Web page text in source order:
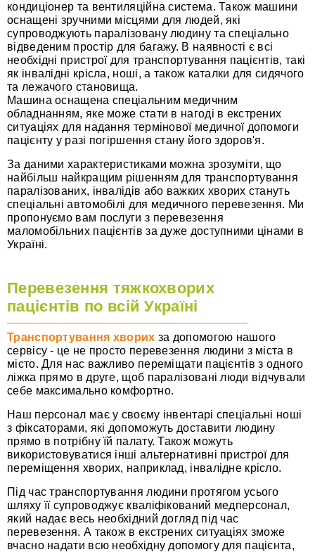
кондиціонер та вентиляційна система. Також машини
оснащені зручними місцями для людей, які
супроводжують паралізовану людину та спеціально
відведеним простір для багажу. В наявності є всі
необхідні пристрої для транспортування пацієнтів, такі
як інвалідні крісла, ноші, а також каталки для сидячого
та лежачого становища.
Машина оснащена спеціальним медичним
обладнанням, яке може стати в нагоді в екстрених
ситуаціях для надання термінової медичної допомоги
пацієнту у разі погіршення стану його здоров'я.
За даними характеристиками можна зрозуміти, що
найбільш найкращим рішенням для транспортування
паралізованих, інвалідів або важких хворих стануть
спеціальні автомобілі для медичного перевезення. Ми
пропонуємо вам послуги з перевезення
маломобільних пацієнтів за дуже доступними цінами в
Україні.
Перевезення тяжкохворих
пацієнтів по всій Україні
Транспортування хворих за допомогою нашого
сервісу - це не просто перевезення людини з міста в
місто. Для нас важливо переміщати пацієнтів з одного
ліжка прямо в друге, щоб паралізовані люди відчували
себе максимально комфортно.
Наш персонал має у своєму інвентарі спеціальні ноші
з фіксаторами, які допоможуть доставити людину
прямо в потрібну їй палату. Також можуть
використовуватися інші альтернативні пристрої для
переміщення хворих, наприклад, інвалідне крісло.
Під час транспортування людини протягом усього
шляху її супроводжує кваліфікований медперсонал,
який надає весь необхідний догляд під час
перевезення. А також в екстрених ситуаціях зможе
вчасно надати всю необхідну допомогу для пацієнта,